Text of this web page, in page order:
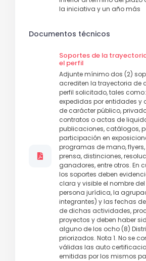
la iniciativa y un año más
Documentos técnicos
Soportes de la
el perfil
Adjunte mínimo dos (2)
acrediten la trayectoria de
perfil solicitado, tales
expedidas por entidades y
de carácter público,
contratos o actas de
publicaciones, catálogos,
participación en
programas de mano,
prensa, distinciones,
ganadores, entre otros. En
los soportes deben
clara y visible el nombre
persona jurídica, la
integrantes) y las fechas
de dichas actividades,
proyectos y deben haber
alguno de los ocho (8)
priorizados. Nota 1. No se
válidas las auto
emitidas por los mismos